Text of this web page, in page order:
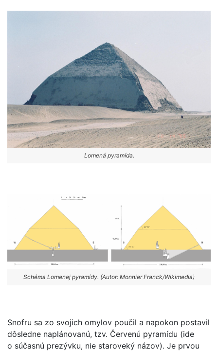
Lomená pyramída.
Schéma Lomenej pyramídy. (Autor: Monnier Franck/Wikimedia)
Snofru sa zo svojich omylov poučil a napokon postavil
dôsledne naplánovanú, tzv. Červenú pyramídu (ide
o súčasnú prezývku, nie staroveký názov). Je prvou